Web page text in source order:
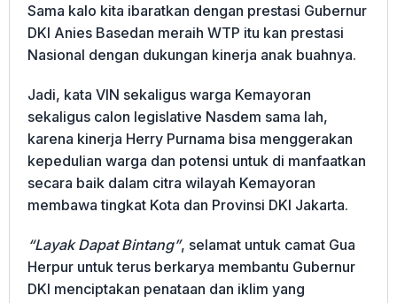
Sama kalo kita ibaratkan dengan prestasi Gubernur
DKI Anies Basedan meraih WTP itu kan prestasi
Nasional dengan dukungan kinerja anak buahnya.
Jadi, kata VIN sekaligus warga Kemayoran
sekaligus calon legislative Nasdem sama lah,
karena kinerja Herry Purnama bisa menggerakan
kepedulian warga dan potensi untuk di manfaatkan
secara baik dalam citra wilayah Kemayoran
membawa tingkat Kota dan Provinsi DKI Jakarta.
“Layak Dapat Bintang”, selamat untuk camat Gua
Herpur untuk terus berkarya membantu Gubernur
DKI menciptakan penataan dan iklim yang